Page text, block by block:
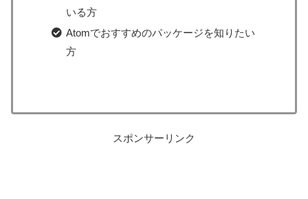
いる方
Atomでおすすめのパッケージを知りたい
方
スポンサーリンク